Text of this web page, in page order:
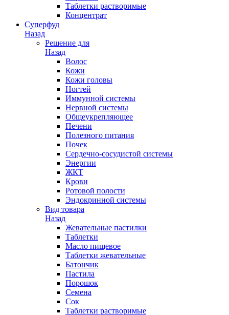
Таблетки растворимые
Концентрат
Суперфуд
Назад
Решение для
Назад
Волос
Кожи
Кожи головы
Ногтей
Иммунной системы
Нервной системы
Общеукрепляющее
Печени
Полезного питания
Почек
Сердечно-сосудистой системы
Энергии
ЖКТ
Крови
Ротовой полости
Эндокринной системы
Вид товара
Назад
Жевательные пастилки
Таблетки
Масло пищевое
Таблетки жевательные
Батончик
Пастила
Порошок
Семена
Сок
Таблетки растворимые